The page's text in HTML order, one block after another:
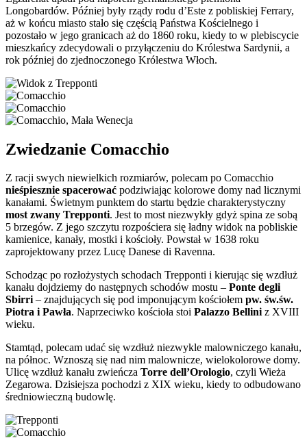
Longobardów. Później były rządy rodu d’Este z pobliskiej Ferrary,
aż w końcu miasto stało się częścią Państwa Kościelnego i
pozostało w jego granicach aż do 1860 roku, kiedy to w plebiscycie
mieszkańcy zdecydowali o przyłączeniu do Królestwa Sardynii, a
rok później do zjednoczonego Królestwa Włoch.
Zwiedzanie Comacchio
Z racji swych niewielkich rozmiarów, polecam po Comacchio
nieśpiesznie spacerować podziwiając kolorowe domy nad licznymi
kanałami. Świetnym punktem do startu będzie charakterystyczny
most zwany Trepponti. Jest to most niezwykły gdyż spina ze sobą
5 brzegów. Z jego szczytu rozpościera się ładny widok na pobliskie
kamienice, kanały, mostki i kościoły. Powstał w 1638 roku
zaprojektowany przez Lucę Danese di Ravenna.
Schodząc po rozłożystych schodach Trepponti i kierując się wzdłuż
kanału dojdziemy do następnych schodów mostu – Ponte degli
Sbirri– znajdujących się pod imponującym kościołem pw. św.św.
Piotra i Pawła. Naprzeciwko kościoła stoi Palazzo Belliniz XVIII
wieku.
Stamtąd, polecam udać się wzdłuż niezwykle malowniczego kanału,
na północ. Wznoszą się nad nim malownicze, wielokolorowe domy.
Ulicę wzdłuż kanału zwieńcza Torre dell’Orologio, czyli Wieża
Zegarowa. Dzisiejsza pochodzi z XIX wieku, kiedy to odbudowano
średniowieczną budowlę.